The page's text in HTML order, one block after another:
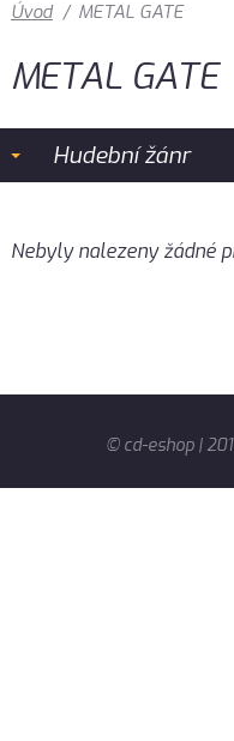
Úvod / METAL GATE
METAL GATE
Hudební žánr
Nebyly nalezeny žádné
© cd-eshop |